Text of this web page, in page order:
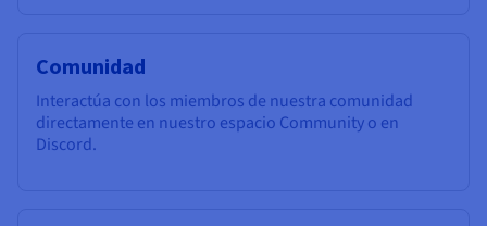
Comunidad
Interactúa con los miembros de nuestra comunidad
directamente en nuestro espacio Community o en
Discord.